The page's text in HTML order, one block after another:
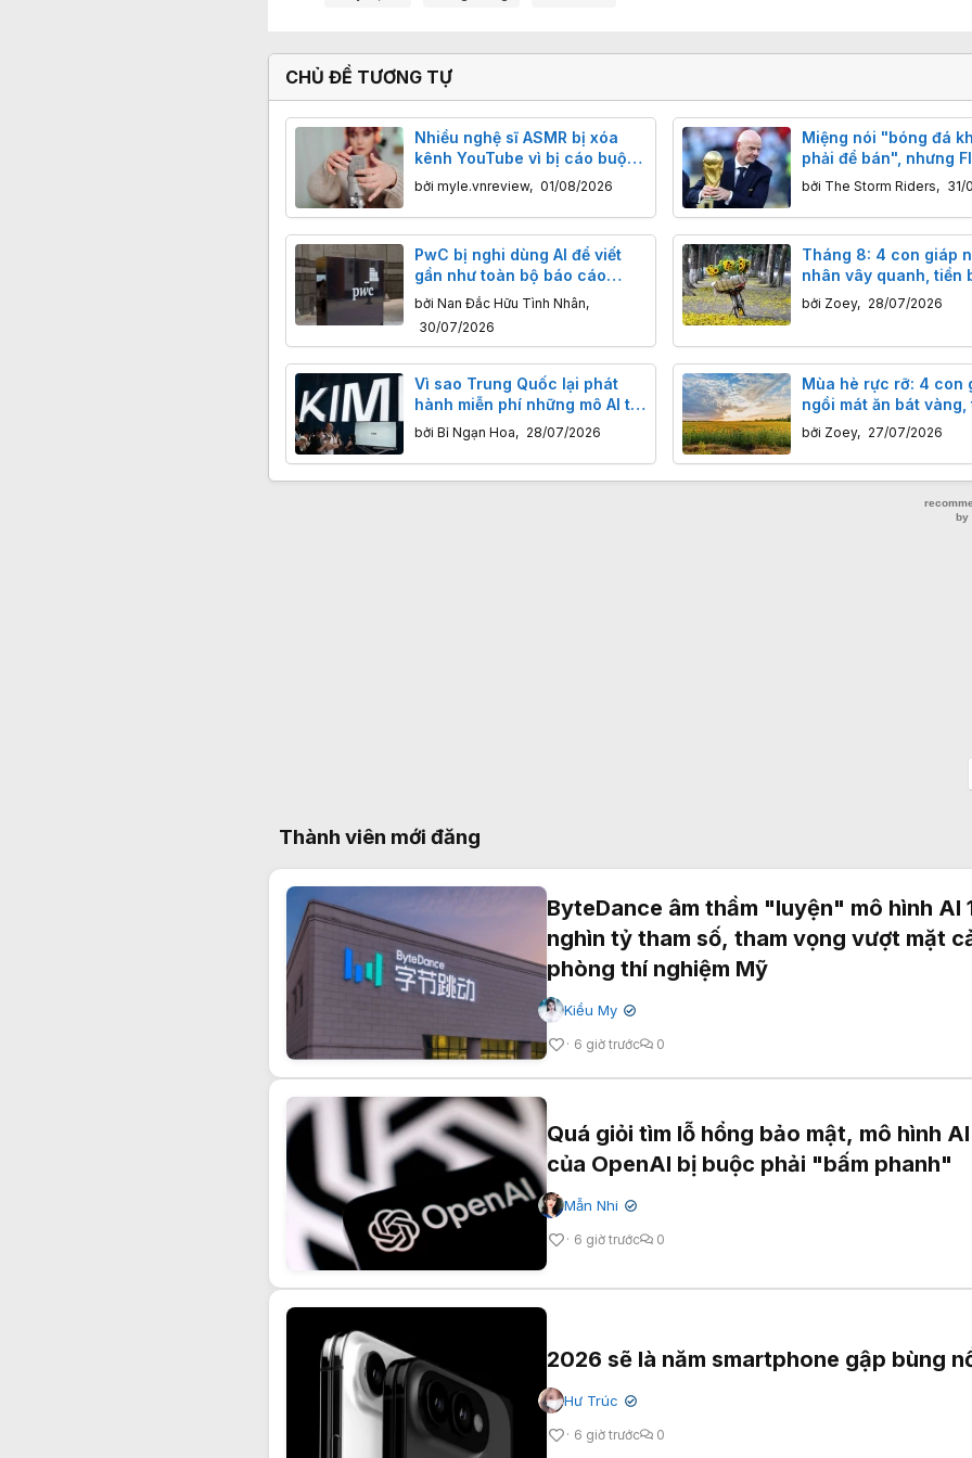
CHỦ ĐỀ TƯƠNG TỰ
Nhiều nghệ sĩ ASMR bị xóa
kênh YouTube vì bị cáo buộc
chứa nội dung “khêu râm”
bởi myle.vnreview, 01/08/2026
Miệng nói "bóng đá
phải để bán", nhưng
quyết tâm bán cổ
thương mại World Cup
bởi The Storm Riders, 31/
PwC bị nghi dùng AI để viết
gần như toàn bộ báo cáo
nhưng điều đáng xấu hổ lại là
bởi Nan Đắc Hữu Tình Nhân,
30/07/2026
Tháng 8: 4 con giáp
nhân vây quanh, tiền
túi, không gặp bất trắc
bởi Zoey, 28/07/2026
Vì sao Trung Quốc lại phát
hành miễn phí những mô AI tốt
nhất?
bởi Bỉ Ngạn Hoa, 28/07/2026
Mùa hè rực rỡ: 4 con
ngồi mát ăn bát vàng,
rủng rỉnh, sự nghiệp
bởi Zoey, 27/07/2026
Thành viên mới đăng
ByteDance âm thầm "luyện" mô hình AI
nghìn tỷ tham số, tham vọng vượt mặt
phòng thí nghiệm Mỹ
Kiều My ✔
6 giờ trước 0
Quá giỏi tìm lỗ hổng bảo mật, mô hình
của OpenAI bị buộc phải "bấm phanh"
Mẫn Nhi ✔
6 giờ trước 0
2026 sẽ là năm smartphone gập bùng
Hư Trúc ✔
6 giờ trước 0